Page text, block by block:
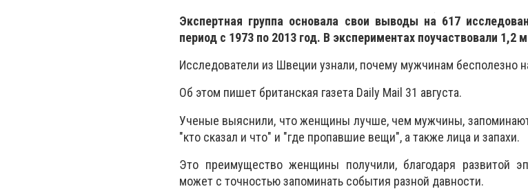
Экспертная группа основала свои выводы на 617
период с 1973 по 2013 год. В экспериментах поучаствовали 1,2
Исследователи из Швеции узнали, почему мужчинам бесполезно
Об этом пишет британская газета Daily Mail 31 августа.
Ученые выяснили, что женщины лучше, чем мужчины,
"кто сказал и что" и "где пропавшие вещи", а также лица и запахи.
Это преимущество женщины получили, благодаря развитой
может с точностью запоминать события разной давности.